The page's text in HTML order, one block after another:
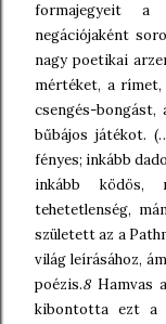
formajegyeit a
negációjaként
nagy poetikai
mértéket, a rímet,
csengés-
bűbájos játékot.
fényes; inkább
inkább ködös,
tehetetlenség,
született az a
világ leírásához,
poézis.8Hamvas
kibontotta ezt a